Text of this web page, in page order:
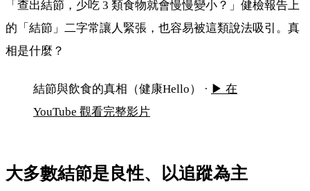
「查出結節，少吃 3 類食物就會慢慢變小？」健檢報告上
的「結節」二字常讓人緊張，也容易被這類說法吸引。真
相是什麼？
查出結節要忌口嗎？結節與飲食的真相
結節與飲食的真相（健康Hello） · ▶ 在
YouTube 觀看完整影片
大多數結節是良性、以追蹤為主